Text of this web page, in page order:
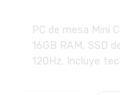
PC de mesa Mini
16GB RAM, SSD
120Hz. Incluye